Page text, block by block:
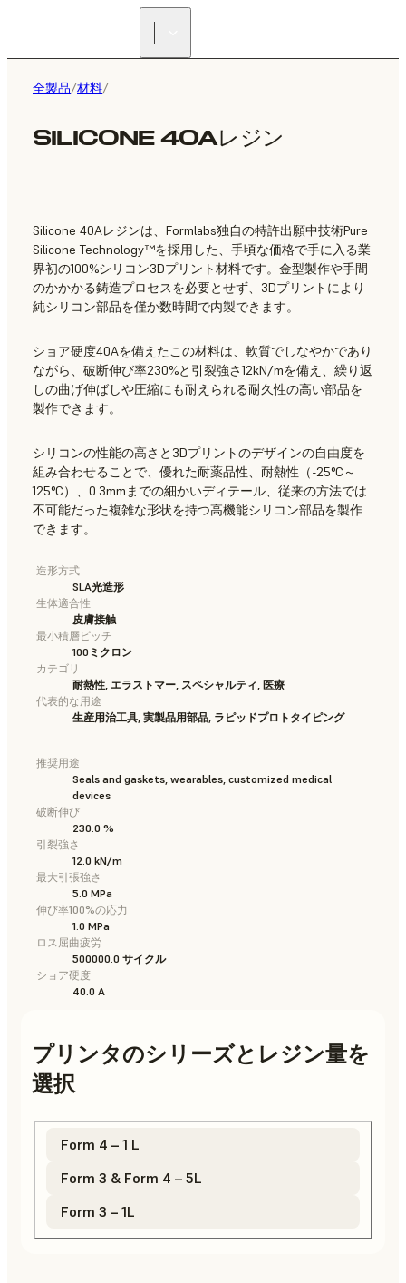
全製品/材料/
SILICONE 40Aレジン
Silicone 40Aレジンは、Formlabs独自の特許出願中技術Pure
Silicone Technology™を採用した、手頃な価格で手に入る業
界初の100%シリコン3Dプリント材料です。金型製作や手間
のかかかる鋳造プロセスを必要とせず、3Dプリントにより
純シリコン部品を僅か数時間で内製できます。
ショア硬度40Aを備えたこの材料は、軟質でしなやかであり
ながら、破断伸び率230%と引裂強さ12kN/mを備え、繰り返
しの曲げ伸ばしや圧縮にも耐えられる耐久性の高い部品を
製作できます。
シリコンの性能の高さと3Dプリントのデザインの自由度を
組み合わせることで、優れた耐薬品性、耐熱性（-25°C～
125°C）、0.3mmまでの細かいディテール、従来の方法では
不可能だった複雑な形状を持つ高機能シリコン部品を製作
できます。
造形方式
SLA光造形
生体適合性
皮膚接触
最小積層ピッチ
100ミクロン
カテゴリ
耐熱性, エラストマー, スペシャルティ, 医療
代表的な用途
生産用治工具, 実製品用部品, ラピッドプロトタイピング
推奨用途
Seals and gaskets, wearables, customized medical
devices
破断伸び
230.0 %
引裂強さ
12.0 kN/m
最大引張強さ
5.0 MPa
伸び率100%の応力
1.0 MPa
ロス屈曲疲労
500000.0 サイクル
ショア硬度
40.0 A
プリンタのシリーズとレジン量を
選択
Form 4 – 1 L
Form 3 & Form 4 – 5L
Form 3 – 1L